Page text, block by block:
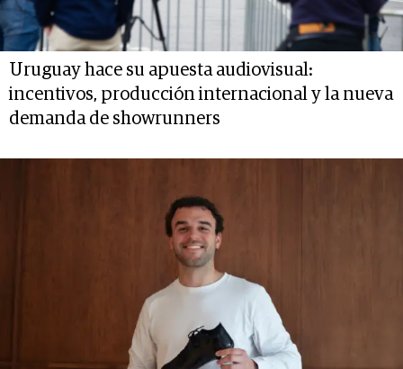
Uruguay hace su apuesta audiovisual:
incentivos, producción internacional y la nueva
demanda de showrunners